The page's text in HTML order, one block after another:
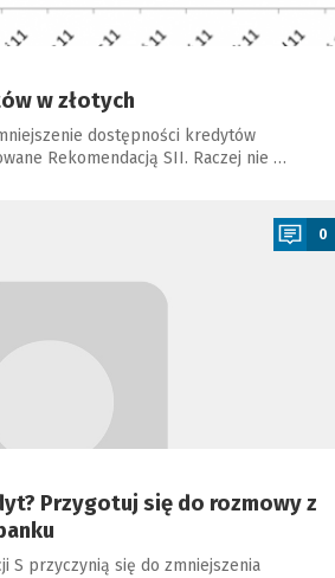
w złotych
dostępności kredytów
Rekomendacją SII. Raczej nie …
0
Przygotuj się do rozmowy z
S przyczynią się do zmniejszenia